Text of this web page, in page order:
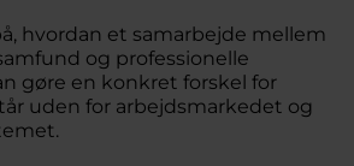
hvordan et samarbejde mellem
og professionelle
gøre en konkret forskel for
uden for arbejdsmarkedet og